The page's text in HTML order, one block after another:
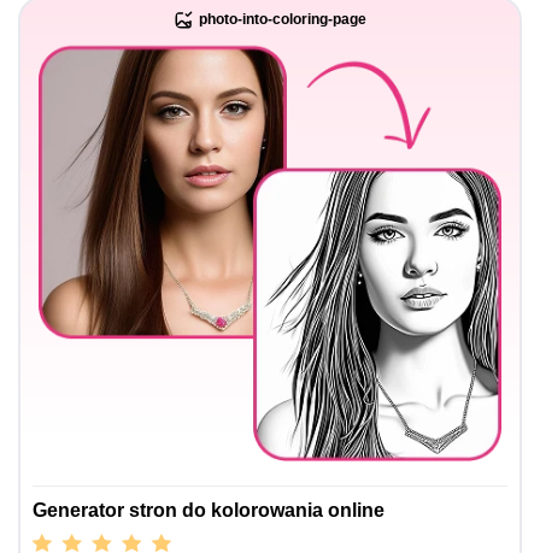
photo-into-coloring-page
Generator stron do kolorowania online